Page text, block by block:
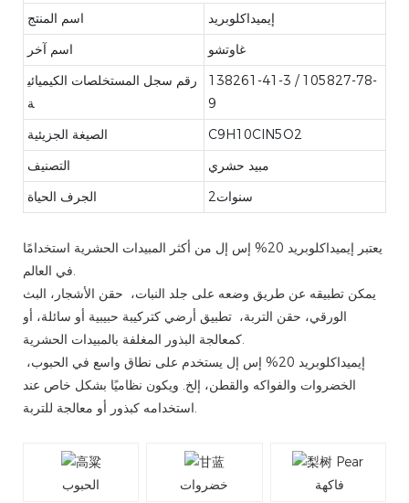
اسم المنتج
إيميداكلوبريد
اسم آخر
غاوتشو
رقم سجل المستخلصات الكيميائي
ة
138261-41-3 / 105827-78-
9
الصيغة الجزيئية
C9H10ClN5O2
التصنيف
مبيد حشري
الجرف الحياة
سنوات2
يعتبر إيميداكلوبريد 20% إس إل من أكثر المبيدات الحشرية استخدامًا
في العالم.
يمكن تطبيقه عن طريق وضعه على جلد النبات، حقن الأشجار، البث
الورقي، حقن التربة، تطبيق أرضي كتركيبة حبيبية أو سائلة، أو
كمعالجة البذور المغلفة بالمبيدات الحشرية.
إيميداكلوبريد 20% إس إل يستخدم على نطاق واسع في الحبوب،
الخضروات والفواكه والقطن، إلخ. ويكون نظاميًا بشكل خاص عند
استخدامه كبذور أو معالجة للتربة.
الحبوب خضروات فاكهة